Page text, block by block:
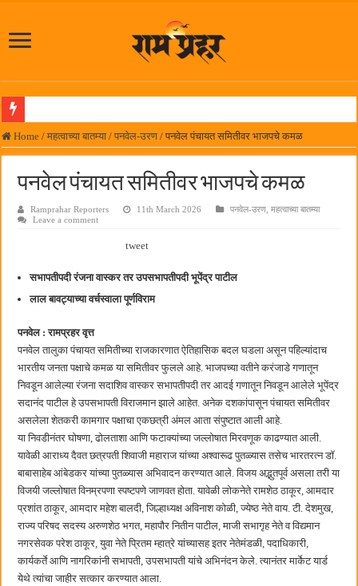
लोकनेते रामशेठ ठाकूर समाजसेवेतील हिरा -आमदार रविशेठ पाटील
पनवेलमध्ये ८ ऑगस्टला महारोजगार मेळावा
सर्वात मोठ्या दिवाळी अंक स्पर्धेचा निकाल जाहीर
छत्रपती शिवाजी महाराज महाराजस्व समाधान शिबिरास पनवेलमध्ये उत्स्फूर्त प्रतिसाद
बाल्मर लॉरी आणि शेल इंडियातील कंत्राटी कामगारांना भरघोस पगारवाढ
Home / महत्वाच्या बातम्या / पनवेल-उरण / पनवेल पंचायत समितीवर भाजपचे कमळ
पनवेल पंचायत समितीवर भाजपचे कमळ
Ramprahar Reporters 11th March 2026 पनवेल-उरण ,महत्वाच्या बातम्या
Leave a comment
tweet
सभापतीपदी रंजना वास्कर तर उपसभापतीपदी भूपेंद्र पाटील
लाल बावट्याच्या वर्चस्वाला पूर्णविराम
पनवेल : रामप्रहर वृत्त
पनवेल तालुका पंचायत समितीच्या राजकारणात ऐतिहासिक बदल घडला असून पहिल्यांदाच
भारतीय जनता पक्षाचे कमळ या समितीवर फुलले आहे. भाजपच्या वतीने करंजाडे गणातून
निवडून आलेल्या रंजना सदाशिव वास्कर सभापतीपदी तर आदई गणातून निवडून आलेले भूपेंद्र
सदानंद पाटील हे उपसभापती विराजमान झाले आहेत. अनेक दशकांपासून पंचायत समितीवर
असलेला शेतकरी कामगार पक्षाचा एकछत्री अंमल आता संपुष्टात आली आहे.
या निवडीनंतर घोषणा, ढोलताशा आणि फटाक्यांच्या जल्लोषात मिरवणूक काढण्यात आली.
यावेळी आराध्य दैवत छत्रपती शिवाजी महाराज यांच्या अश्वारूढ पुतळ्यास तसेच भारतरत्न डॉ.
बाबासाहेब आंबेडकर यांच्या पुतळ्यास अभिवादन करण्यात आले. विजय अद्भुतपूर्व असला तरी या
विजयी जल्लोषात विनम्रपणा स्पष्टपणे जाणवत होता. यावेळी लोकनेते रामशेठ ठाकूर, आमदार
प्रशांत ठाकूर, आमदार महेश बालदी, जिल्हाध्यक्ष अविनाश कोळी, ज्येष्ठ नेते वाय. टी. देशमुख,
राज्य परिषद सदस्य अरुणशेठ भगत, महापौर नितीन पाटील, माजी सभागृह नेते व विद्यमान
नगरसेवक परेश ठाकूर, युवा नेते प्रितम म्हात्रे यांच्यासह इतर नेतेमंडळी, पदाधिकारी,
कार्यकर्ते आणि नागरिकांनी सभापती, उपसभापती यांचे अभिनंदन केले. त्यानंतर मार्केट यार्ड
येथे त्यांचा जाहीर सत्कार करण्यात आला.